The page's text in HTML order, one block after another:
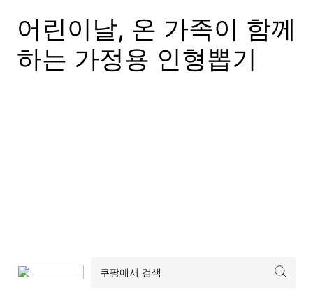
어린이날, 온 가족이 함께
하는 가정용 인형뽑기